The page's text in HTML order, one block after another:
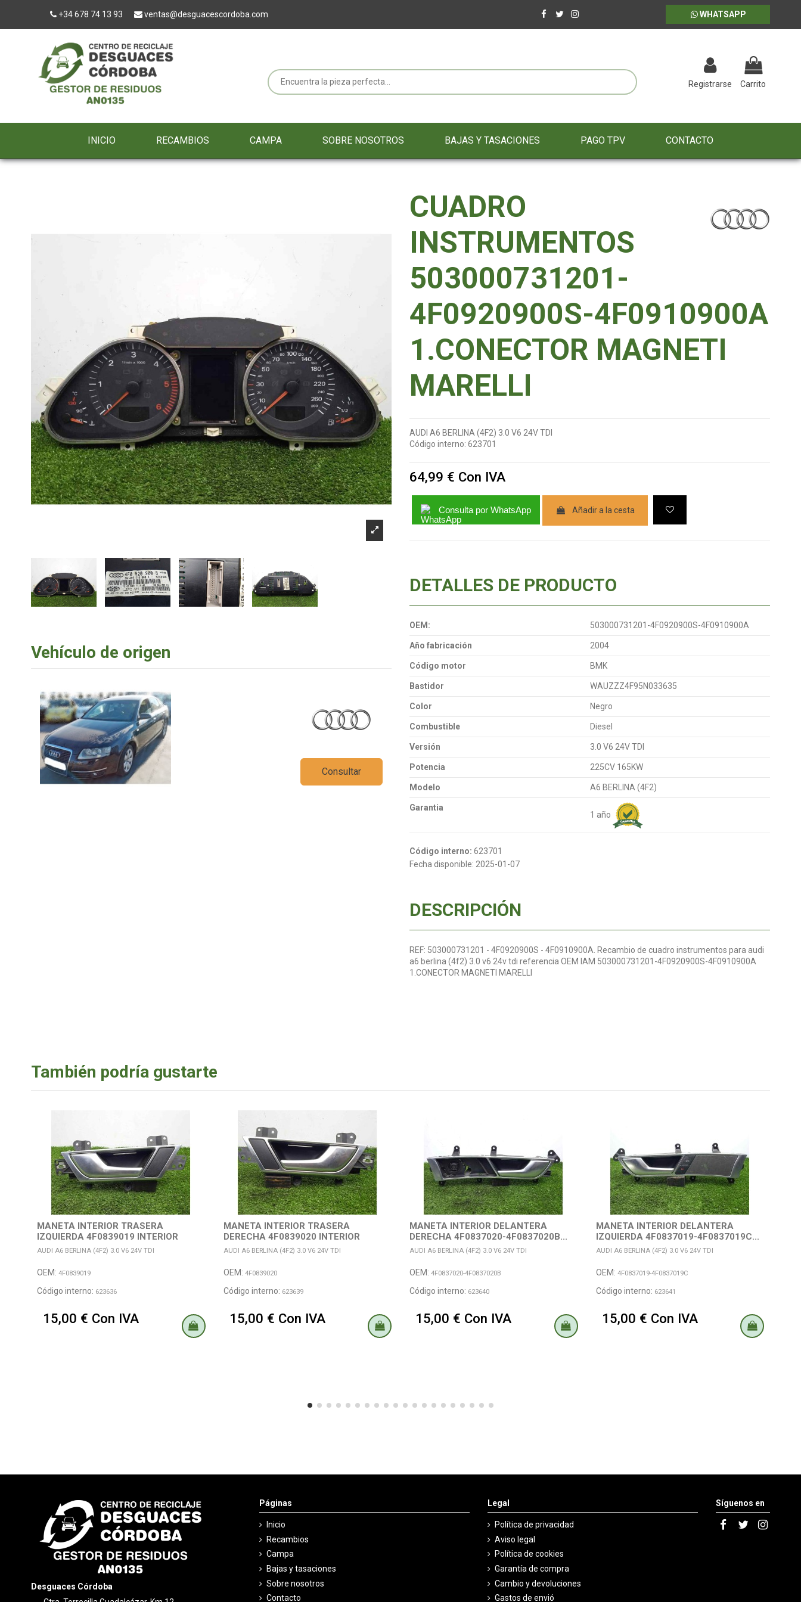
+34 678 74 13 93 ventas@desguacescordoba.com WHATSAPP
Registrarse Carrito
INICIO RECAMBIOS CAMPA SOBRE NOSOTROS BAJAS Y TASACIONES PAGO TPV CONTACTO
Vehículo de origen
Consultar
CUADRO
INSTRUMENTOS
503000731201-
4F0920900S-4F0910900A
1.CONECTOR MAGNETI
MARELLI
AUDI A6 BERLINA (4F2) 3.0 V6 24V TDI
Código interno: 623701
64,99 € Con IVA
Consulta por WhatsApp Añadir a la cesta
DETALLES DE PRODUCTO
OEM: 503000731201-4F0920900S-4F0910900A
Año fabricación 2004
Código motor BMK
Bastidor WAUZZZ4F95N033635
Color Negro
Combustible Diesel
Versión 3.0 V6 24V TDI
Potencia 225CV 165KW
Modelo A6 BERLINA (4F2)
Garantia
1 año
Código interno: 623701
Fecha disponible: 2025-01-07
DESCRIPCIÓN
REF: 503000731201 - 4F0920900S - 4F0910900A. Recambio de cuadro instrumentos para audi
a6 berlina (4f2) 3.0 v6 24v tdi referencia OEM IAM 503000731201-4F0920900S-4F0910900A
1.CONECTOR MAGNETI MARELLI
También podría gustarte
MANETA INTERIOR TRASERA
IZQUIERDA 4F0839019 INTERIOR
CROMADA
AUDI A6 BERLINA (4F2) 3.0 V6 24V TDI
OEM: 4F0839019
Código interno: 623636
15,00 € Con IVA
MANETA INTERIOR TRASERA
DERECHA 4F0839020 INTERIOR
CROMADA
AUDI A6 BERLINA (4F2) 3.0 V6 24V TDI
OEM: 4F0839020
Código interno: 623639
15,00 € Con IVA
MANETA INTERIOR DELANTERA
DERECHA 4F0837020-4F0837020B...
AUDI A6 BERLINA (4F2) 3.0 V6 24V TDI
OEM: 4F0837020-4F0837020B
Código interno: 623640
15,00 € Con IVA
MANETA INTERIOR DELANTERA
IZQUIERDA 4F0837019-4F0837019C...
AUDI A6 BERLINA (4F2) 3.0 V6 24V TDI
OEM: 4F0837019-4F0837019C
Código interno: 623641
15,00 € Con IVA
Desguaces Córdoba
Páginas
Inicio
Recambios
Campa
Bajas y tasaciones
Sobre nosotros
Contacto
Legal
Política de privacidad
Aviso legal
Política de cookies
Garantía de compra
Cambio y devoluciones
Gastos de envió
Síguenos en